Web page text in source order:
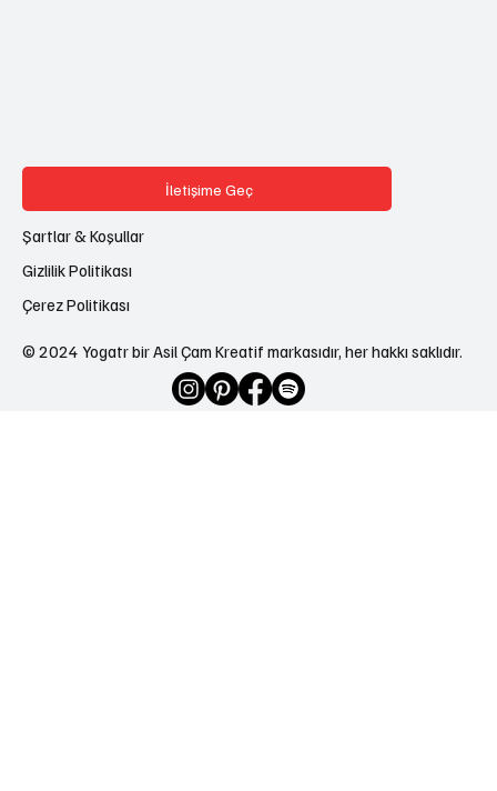
İletişime Geç
Şartlar & Koşullar
Gizlilik Politikası
Çerez Politikası
© 2024 Yogatr bir Asil Çam Kreatif markasıdır, her hakkı saklıdır.